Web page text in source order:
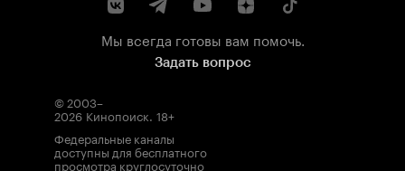
Мы всегда готовы вам помочь.
Задать вопрос
© 2003–
2026 Кинопоиск. 18+
Федеральные каналы
доступны для бесплатного
просмотра круглосуточно